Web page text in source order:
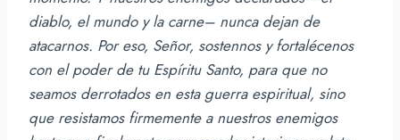
diablo, el mundo y la carne– nunca dejan de
atacarnos. Por eso, Señor, sostennos y fortalécenos
con el poder de tu Espíritu Santo, para que no
seamos derrotados en esta guerra espiritual, sino
que resistamos firmemente a nuestros enemigos